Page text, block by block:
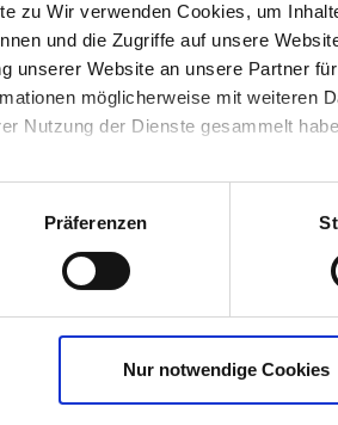
zu Wir verwenden Cookies, um
und die Zugriffe auf unsere
unserer Website an unsere Partner
möglicherweise mit weiteren
Nutzung der Dienste gesammelt
Präferenzen
Nur notwendige Cookies
. Dieses Formular wird vom